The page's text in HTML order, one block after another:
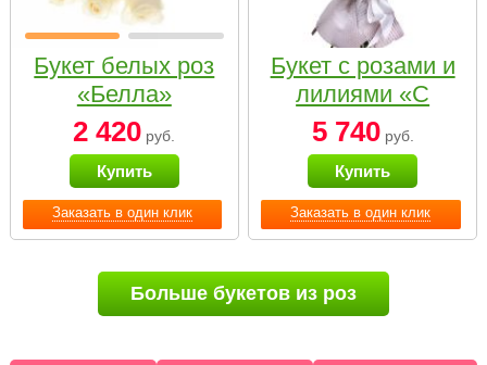
Заказать в один клик
Букет белых роз
«Белла»
2 420 руб.
Купить
Заказать в один клик
Букет с розами и
лилиями «С
наилучшими
пожеланиями»
5 740руб.
Купить
Больше букетов из роз